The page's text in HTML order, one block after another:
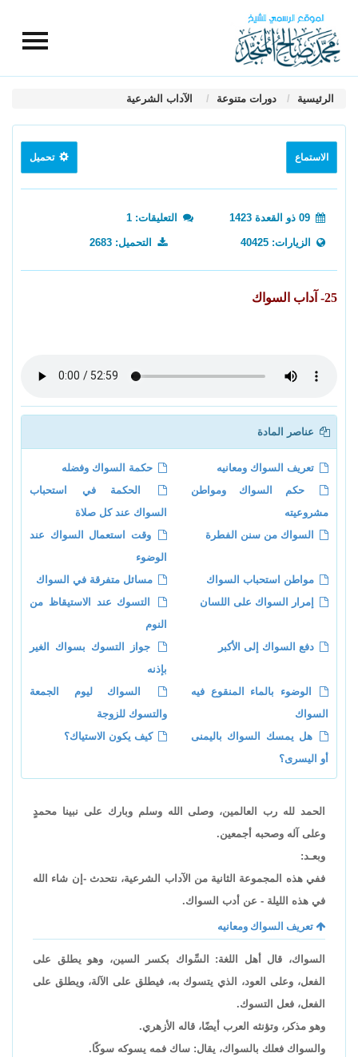
الرئيسية دورات متنوعة الآداب الشرعية
الاستماع تحميل
التعليقات: 1
الزيارات: 40425 التحميل: 2683
25- آداب السواك
عناصر المادة
تعريف السواك ومعانيه
حكمة السواك وفضله
حكم السواك ومواطن
مشروعيته
الحكمة في استحباب
السواك عند كل صلاة
السواك من سنن الفطرة
وقت استعمال السواك عند
الوضوء
مواطن استحباب السواك
مسائل متفرقة في السواك
إمرار السواك على اللسان
التسوك عند الاستيقاظ من
النوم
دفع السواك إلى الأكبر
جواز التسوك بسواك الغير
بإذنه
الوضوء بالماء المنقوع فيه
السواك
السواك ليوم الجمعة
والتسوك للزوجة
هل يمسك السواك باليمنى
أو اليسرى؟
كيف يكون الاستياك؟
الحمد لله رب العالمين، وصلى الله وسلم وبارك على نبينا محمدٍ
وعلى آله وصحبه أجمعين.
وبعـد:
ففي هذه المجموعة الثانية من الآداب الشرعية، نتحدث -إن شاء الله
في هذه الليلة - عن أدب السواك.
تعريف السواك ومعانيه
السواك، قال أهل اللغة: السِّواك بكسر السين، وهو يطلق على
الفعل، وعلى العود، الذي يتسوك به، فيطلق على الآلة، ويطلق على
الفعل، فعل التسوك.
وهو مذكر، وتؤنثه العرب أيضًا، قاله الأزهري.
والسواك فعلك بالسواك، يقال: ساك فمه يسوكه سوكًا.